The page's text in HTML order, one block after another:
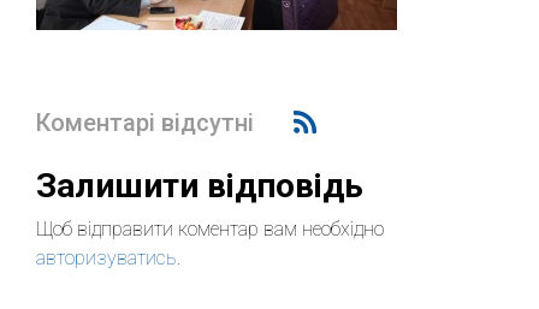
Коментарі відсутні
Залишити відповідь
Щоб відправити коментар вам необхідно
авторизуватись.